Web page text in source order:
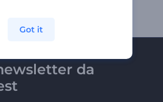
da
Got it